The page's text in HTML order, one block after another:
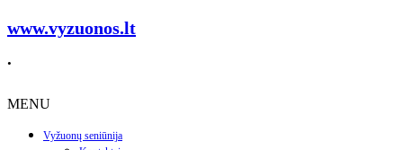
www.vyzuonos.lt
.
MENU
Vyžuonų seniūnija